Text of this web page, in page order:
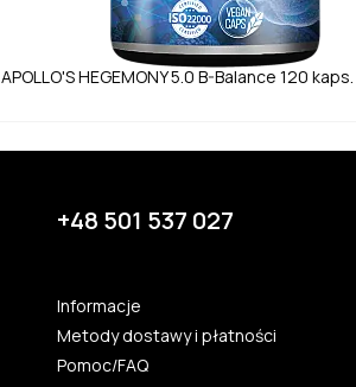
APOLLO'S HEGEMONY 5.0 B-Balance 120 kaps.
+48 501 537 027
Informacje
Metody dostawy i płatności
Pomoc/FAQ